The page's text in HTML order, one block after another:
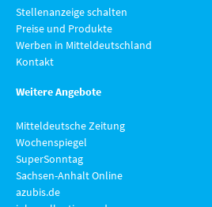
Stellenanzeige schalten
Preise und Produkte
Werben in Mitteldeutschland
Kontakt
Weitere Angebote
Mitteldeutsche Zeitung
Wochenspiegel
SuperSonntag
Sachsen-Anhalt Online
azubis.de